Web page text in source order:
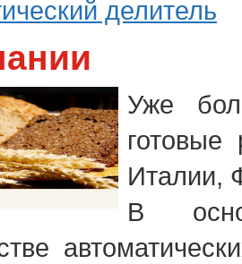
делитель
Уже
Италии,
В